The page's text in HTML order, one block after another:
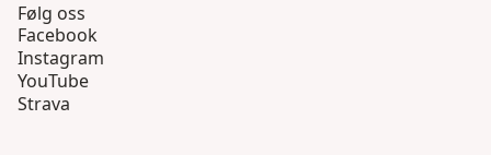
Følg oss
Facebook
Instagram
YouTube
Strava